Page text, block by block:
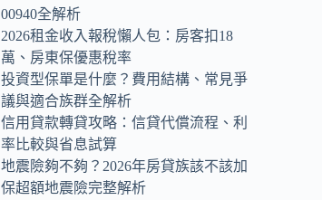
00940全解析
2026租金收入報稅懶人包：房客扣18
萬、房東保優惠稅率
投資型保單是什麼？費用結構、常見爭
議與適合族群全解析
信用貸款轉貸攻略：信貸代償流程、利
率比較與省息試算
地震險夠不夠？2026年房貸族該不該加
保超額地震險完整解析